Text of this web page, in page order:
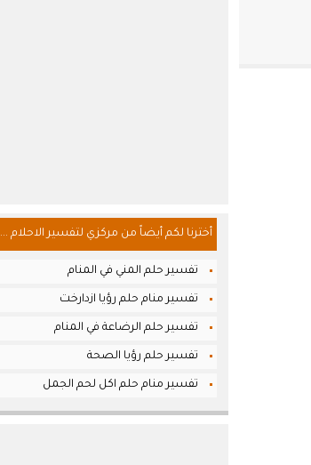
أخترنا لكم أيضاً من مركزي لتفسير الاحلام ...
تفسير حلم المني في المنام
تفسير منام حلم رؤيا ازدارخت
تفسير حلم الرضاعة في المنام
تفسير حلم رؤيا الصحة
تفسير منام حلم اكل لحم الجمل